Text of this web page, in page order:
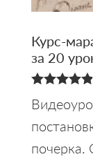
Курс-
за 20
из 5
почерка.